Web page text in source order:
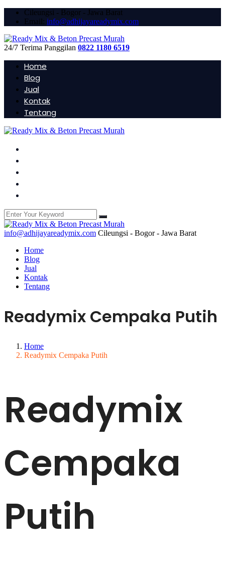
Cileungsi - Bogor - Jawa Barat
Email: info@adhijayareadymix.com
24/7 Terima Panggilan 0822 1180 6519
Home
Blog
Jual
Kontak
Tentang
info@adhijayareadymix.com Cileungsi - Bogor - Jawa Barat
Home
Blog
Jual
Kontak
Tentang
Readymix Cempaka Putih
Home
Readymix Cempaka Putih
Readymix
Cempaka
Putih